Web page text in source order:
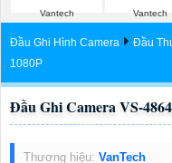
Vantech
Vantech
Đầu Ghi Hình Camera Đầu
1080P
Đầu Ghi Camera VS-
Thương hiệu: VanTech